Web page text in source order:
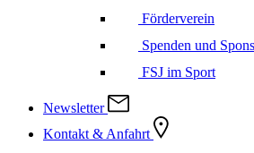
Förderverein
Spenden und
FSJ im Sport
Newsletter
Kontakt & Anfahrt